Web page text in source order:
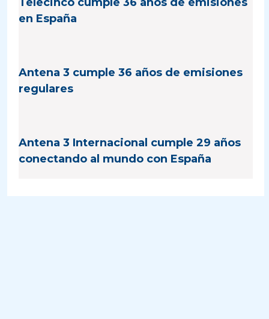
en España
Antena 3 cumple 36 años de emisiones
regulares
Antena 3 Internacional cumple 29 años
conectando al mundo con España